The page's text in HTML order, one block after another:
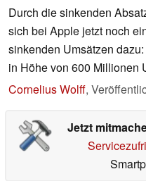
Durch die sinkenden
sich bei Apple jetzt noch
sinkenden Umsätzen
in Höhe von 600 Millionen
Cornelius Wolff,
Jetzt